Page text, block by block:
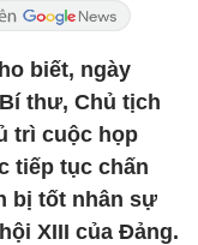
biết, ngày
thư, Chủ tịch
trì cuộc họp
tiếp tục chấn
bị tốt nhân sự
XIII của Đảng.